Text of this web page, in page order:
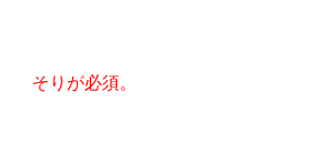
そりが必須。